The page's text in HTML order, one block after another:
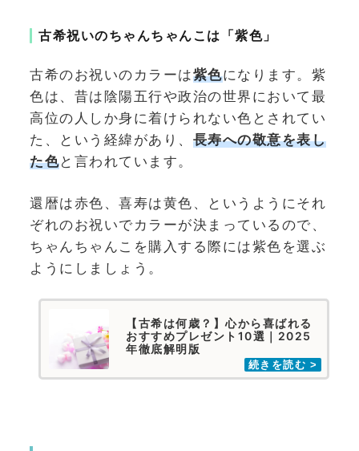
古希祝いのちゃんちゃんこは「紫色」
古希のお祝いのカラーは紫色になります。紫
色は、昔は陰陽五行や政治の世界において最
高位の人しか身に着けられない色とされてい
た、という経緯があり、 長寿への敬意を表し
た色と言われています。
還暦は赤色、喜寿は黄色、というようにそれ
ぞれのお祝いでカラーが決まっているので、
ちゃんちゃんこを購入する際には紫色を選ぶ
ようにしましょう。
【古希は何歳？】心から喜ばれる
おすすめプレゼント10選｜2025
年徹底解明版